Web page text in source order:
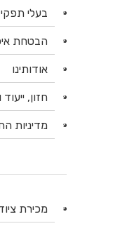
בעלי
הבטחת
אודותינו
חזון,
מדיניות
מכירת